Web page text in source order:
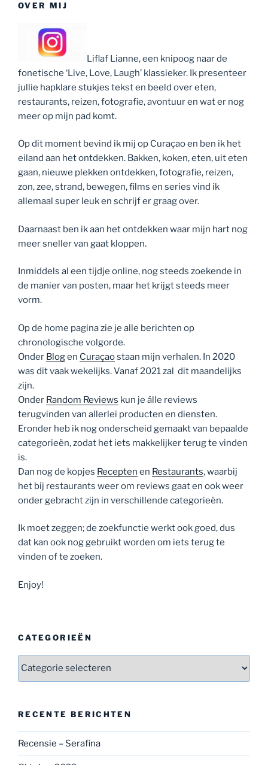
OVER MIJ
Liflaf Lianne, een knipoog naar de
fonetische ‘Live, Love, Laugh’ klassieker. Ik presenteer
jullie hapklare stukjes tekst en beeld over eten,
restaurants, reizen, fotografie, avontuur en wat er nog
meer op mijn pad komt.
Op dit moment bevind ik mij op Curaçao en ben ik het
eiland aan het ontdekken. Bakken, koken, eten, uit eten
gaan, nieuwe plekken ontdekken, fotografie, reizen,
zon, zee, strand, bewegen, films en series vind ik
allemaal super leuk en schrijf er graag over.
Daarnaast ben ik aan het ontdekken waar mijn hart nog
meer sneller van gaat kloppen.
Inmiddels al een tijdje online, nog steeds zoekende in
de manier van posten, maar het krijgt steeds meer
vorm.
Op de home pagina zie je alle berichten op
chronologische volgorde.
Onder Blogen Curaçaostaan mijn verhalen. In 2020
was dit vaak wekelijks. Vanaf 2021 zal dit maandelijks
zijn.
Onder Random Reviews kun je álle reviews
terugvinden van allerlei producten en diensten.
Eronder heb ik nog onderscheid gemaakt van bepaalde
categorieën, zodat het iets makkelijker terug te vinden
is.
Dan nog de kopjes Recepten en Restaurants, waarbij
het bij restaurants weer om reviews gaat en ook weer
onder gebracht zijn in verschillende categorieën.
Ik moet zeggen; de zoekfunctie werkt ook goed, dus
dat kan ook nog gebruikt worden om iets terug te
vinden of te zoeken.
Enjoy!
CATEGORIEËN
RECENTE BERICHTEN
Recensie – Serafina